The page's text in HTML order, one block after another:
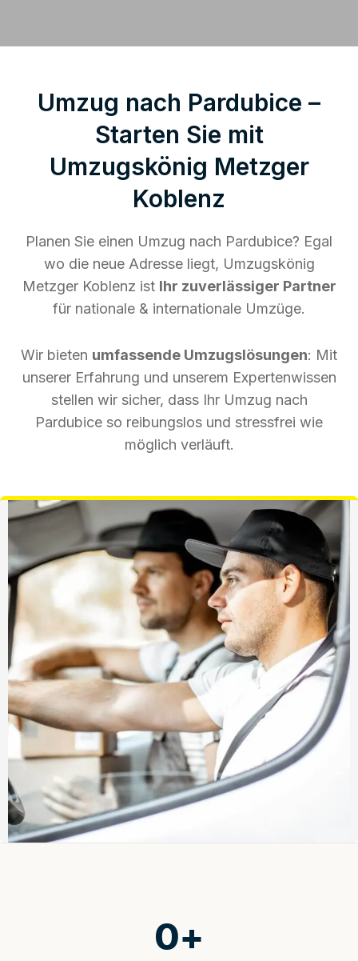
Umzug nach Pardubice –
Starten Sie mit
Umzugskönig Metzger
Koblenz
Planen Sie einen Umzug nach Pardubice? Egal
wo die neue Adresse liegt, Umzugskönig
Metzger Koblenz ist Ihr zuverlässiger Partner
für nationale & internationale Umzüge.
Wir bieten umfassende Umzugslösungen: Mit
unserer Erfahrung und unserem Expertenwissen
stellen wir sicher, dass Ihr Umzug nach
Pardubice so reibungslos und stressfrei wie
möglich verläuft.
0+